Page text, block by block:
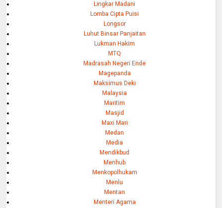
Lingkar Madani
Lomba Cipta Puisi
Longsor
Luhut Binsar Panjaitan
Lukman Hakim
MTQ
Madrasah Negeri Ende
Magepanda
Maksimus Deki
Malaysia
Maritim
Masjid
Maxi Mari
Medan
Media
Mendikbud
Menhub
Menkopolhukam
Menlu
Mentan
Menteri Agama